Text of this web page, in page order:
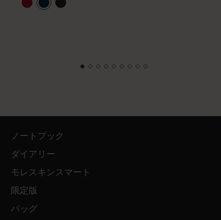
ノートブック
ダイアリー
モレスキンスマート
限定版
バッグ